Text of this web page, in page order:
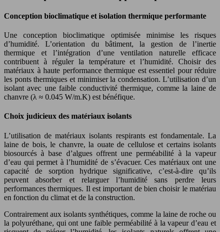
Conception bioclimatique et isolation thermique performante
Une conception bioclimatique optimisée minimise les risques
d’humidité. L’orientation du bâtiment, la gestion de l’inertie
thermique et l’intégration d’une ventilation naturelle efficace
contribuent à réguler la température et l’humidité. Choisir des
matériaux à haute performance thermique est essentiel pour réduire
les ponts thermiques et minimiser la condensation. L’utilisation d’un
isolant avec une faible conductivité thermique, comme la laine de
chanvre (λ ≈ 0.045 W/m.K) est bénéfique.
Choix judicieux des matériaux isolants
L’utilisation de matériaux isolants respirants est fondamentale. La
laine de bois, le chanvre, la ouate de cellulose et certains isolants
biosourcés à base d’algues offrent une perméabilité à la vapeur
d’eau qui permet à l’humidité de s’évacuer. Ces matériaux ont une
capacité de sorption hydrique significative, c’est-à-dire qu’ils
peuvent absorber et relarguer l’humidité sans perdre leurs
performances thermiques. Il est important de bien choisir le matériau
en fonction du climat et de la construction.
Contrairement aux isolants synthétiques, comme la laine de roche ou
la polyuréthane, qui ont une faible perméabilité à la vapeur d’eau et